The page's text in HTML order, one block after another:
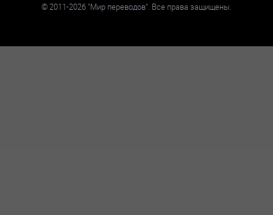
©2011-2026 "Мир переводов". Все права защищены.